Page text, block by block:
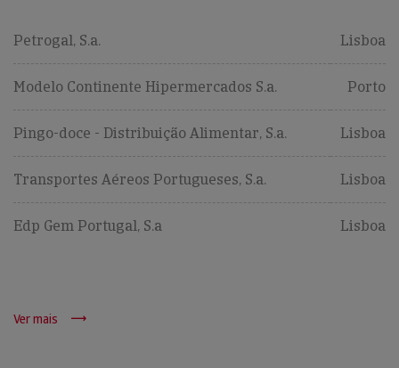
Petrogal, S.a. Lisboa
Modelo Continente Hipermercados S.a. Porto
Pingo-doce - Distribuição Alimentar, S.a. Lisboa
Transportes Aéreos Portugueses, S.a. Lisboa
Edp Gem Portugal, S.a Lisboa
Ver mais